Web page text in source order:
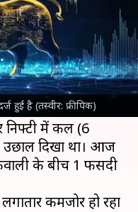
हुई है (तस्वीर: फ्रीपिक)
pm
की जीत के बाद
हासिल की बढ़त
में कल (6
दिखा था। आज
के बीच 1 फीसदी
कमजोर हो रहा